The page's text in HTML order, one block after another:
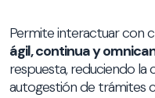
Permite interactuar con
ágil, continua y
respuesta, reduciendo la
autogestión de trámites